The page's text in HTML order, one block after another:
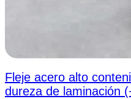
Fleje acero alto
dureza de laminación